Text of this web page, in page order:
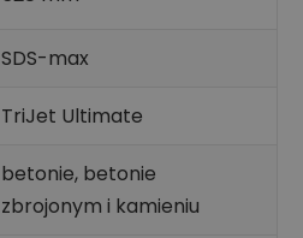
SDS-max
TriJet Ultimate
betonie, betonie
zbrojonym i kamieniu